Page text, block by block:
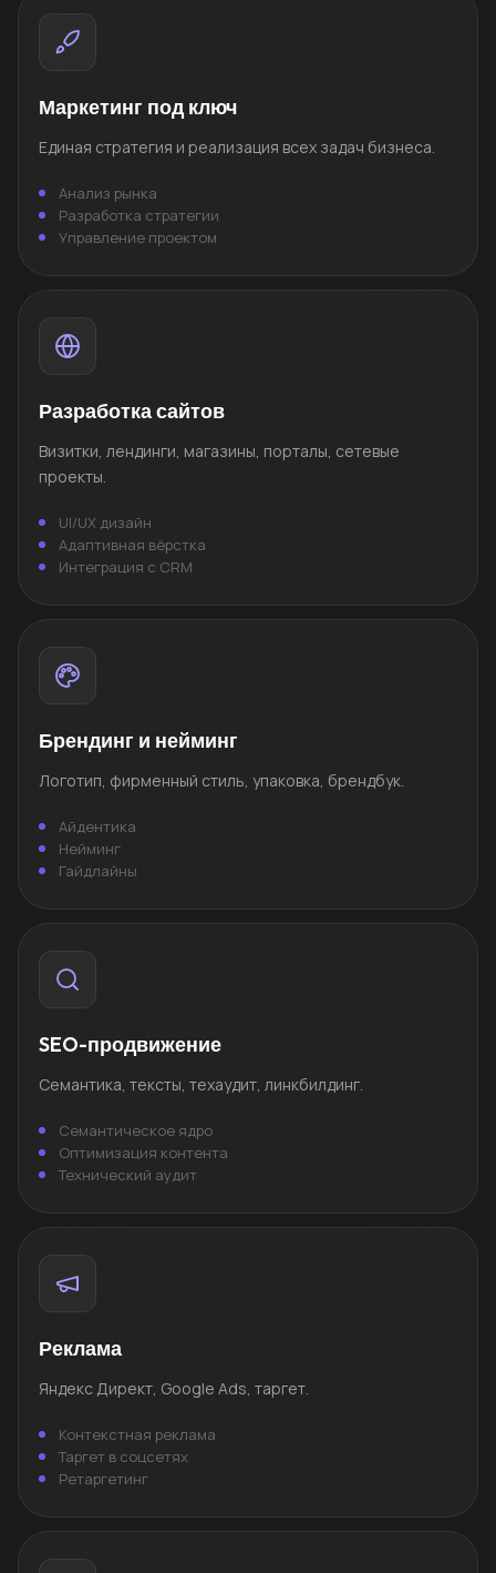
Маркетинг под ключ
Единая стратегия и реализация всех задач бизнеса.
Анализ рынка
Разработка стратегии
Управление проектом
Разработка сайтов
Визитки, лендинги, магазины, порталы, сетевые
проекты.
UI/UX дизайн
Адаптивная вёрстка
Интеграция с CRM
Брендинг и нейминг
Логотип, фирменный стиль, упаковка, брендбук.
Айдентика
Нейминг
Гайдлайны
SEO-продвижение
Семантика, тексты, техаудит, линкбилдинг.
Семантическое ядро
Оптимизация контента
Технический аудит
Реклама
Яндекс Директ, Google Ads, таргет.
Контекстная реклама
Таргет в соцсетях
Ретаргетинг